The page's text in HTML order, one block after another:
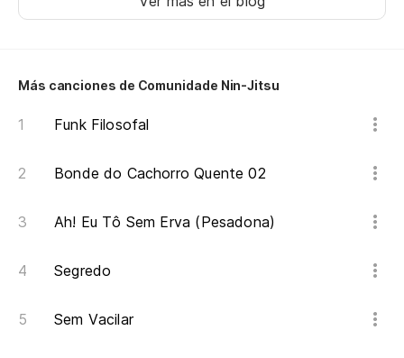
Más canciones de Comunidade Nin-Jitsu
Funk Filosofal
Bonde do Cachorro Quente 02
Ah! Eu Tô Sem Erva (Pesadona)
Segredo
Sem Vacilar